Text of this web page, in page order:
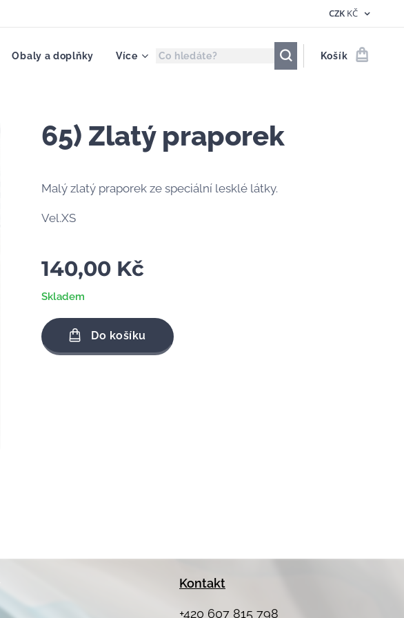
CZK KČ
Obaly a doplňky Více Košík
65) Zlatý praporek
Malý zlatý praporek ze speciální lesklé látky.
Vel.XS
140,00 Kč
Skladem
Do košíku
Kontakt
+420 607 815 798